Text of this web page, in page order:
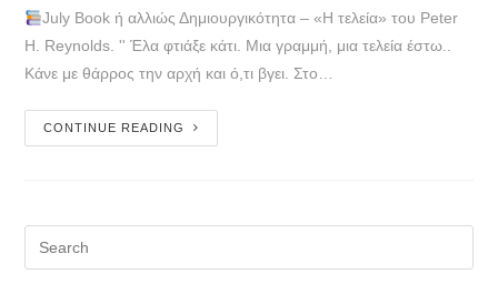
July Book ή αλλιώς Δημιουργικότητα – «Η τελεία» του Peter
H. Reynolds. '' Έλα φτιάξε κάτι. Μια γραμμή, μια τελεία έστω..
Κάνε με θάρρος την αρχή και ό,τι βγει. Στο…
CONTINUE READING